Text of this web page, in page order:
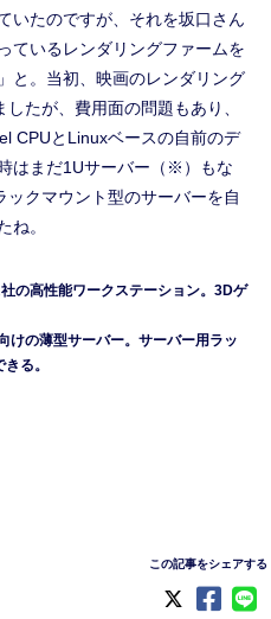
いたのですが、それを坂口さん
ているレンダリングファームを
と。当初、映画のレンダリング
たが、費用面の問題もあり、
CPUとLinuxベースの自前のデ
はまだ1Uサーバー（※）もな
クマウント型のサーバーを自
ね。
の高性能ワークステーション。3Dゲ
の薄型サーバー。サーバー用ラッ
る。
この記事をシェアする